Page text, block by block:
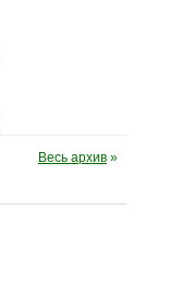
Весь архив »